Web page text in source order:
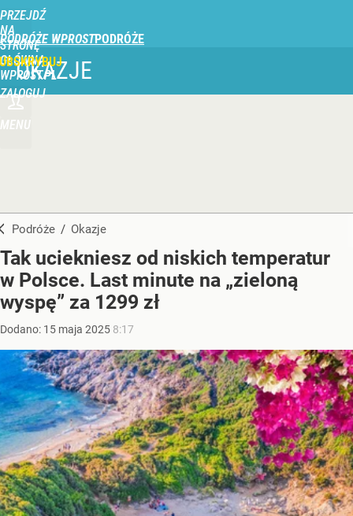
PRZEJDŹ
NA
STRONĘ
GŁÓWNĄ
WPROST.PL
PODRÓŻE WPROST
ZALOGUJ
MENU
OKAZJE
Podróże / Okazje
Tak uciekniesz od niskich temperatur
w Polsce. Last minute na „zieloną
wyspę” za 1299 zł
Dodano: 15 maja 2025 8:17